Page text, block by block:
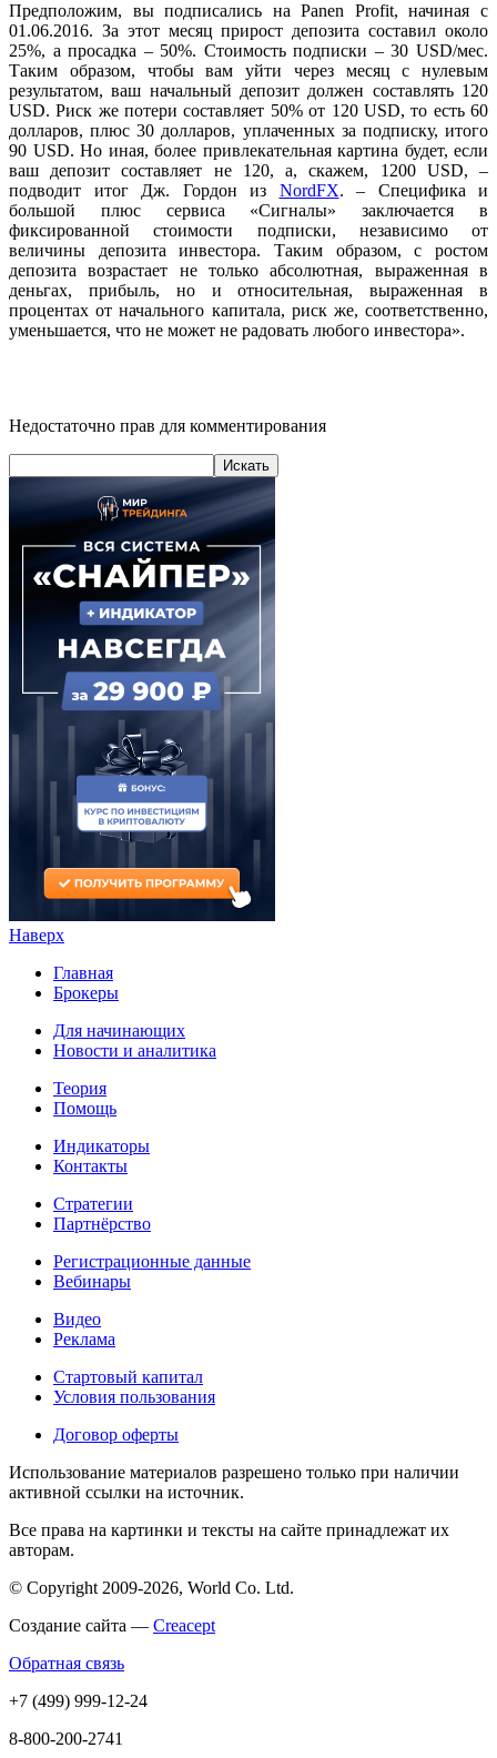
Предположим, вы подписались на Panen Profit, начиная с
01.06.2016. За этот месяц прирост депозита составил около
25%, а просадка ­– 50%. Стоимость подписки – 30 USD/мес.
Таким образом, чтобы вам уйти через месяц с нулевым
результатом, ваш начальный депозит должен составлять 120
USD. Риск же потери составляет 50% от 120 USD, то есть 60
долларов, плюс 30 долларов, уплаченных за подписку, итого
90 USD. Но иная, более привлекательная картина будет, если
ваш депозит составляет не 120, а, скажем, 1200 USD, –
подводит итог Дж. Гордон из NordFX. – Cпецифика и
большой плюс сервиса «Сигналы» заключается в
фиксированной стоимости подписки, независимо от
величины депозита инвестора. Таким образом, с ростом
депозита возрастает не только абсолютная, выраженная в
деньгах, прибыль, но и относительная, выраженная в
процентах от начального капитала, риск же, соответственно,
уменьшается, что не может не радовать любого инвестора».
Недостаточно прав для комментирования
Наверх
Главная
Брокеры
Для начинающих
Новости и аналитика
Теория
Помощь
Индикаторы
Контакты
Стратегии
Партнёрство
Регистрационные данные
Вебинары
Видео
Реклама
Стартовый капитал
Условия пользования
Договор оферты
Использование материалов разрешено только при наличии
активной ссылки на источник.
Все права на картинки и тексты на сайте принадлежат их
авторам.
© Copyright 2009-2026, World Co. Ltd.
Создание сайта — Creacept
Обратная связь
+7 (499) 999-12-24
8-800-200-2741